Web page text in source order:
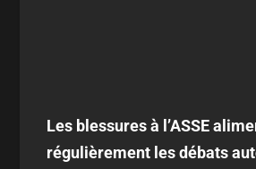
Les blessures à l’ASSE
régulièrement les débats